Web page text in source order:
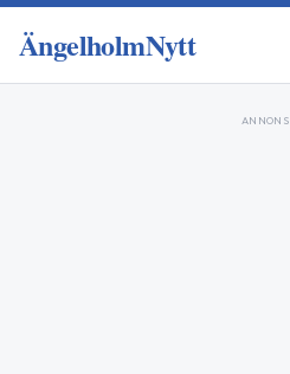
ÄngelholmNytt
ANNONS